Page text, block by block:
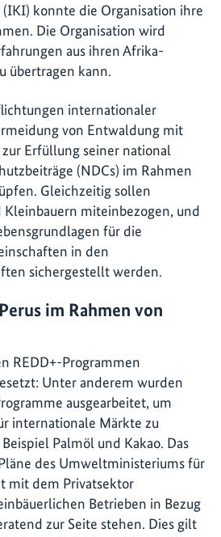
konnte die Organisation ihre
Die Organisation wird
aus ihren Afrika-
übertragen kann.
internationaler
von Entwaldung mit
Erfüllung seiner national
(NDCs) im Rahmen
Gleichzeitig sollen
miteinbezogen, und
für die
in den
sichergestellt werden.
im Rahmen von
REDD+-Programmen
Unter anderem wurden
ausgearbeitet, um
internationale Märkte zu
Palmöl und Kakao. Das
des Umweltministeriums für
mit dem Privatsektor
Betrieben in Bezug
zur Seite stehen. Dies gilt